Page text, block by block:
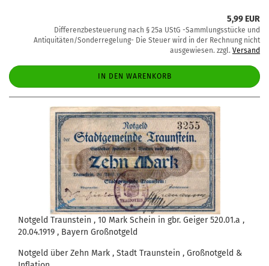
5,99 EUR
Differenzbesteuerung nach § 25a UStG -Sammlungsstücke und
Antiquitäten/Sonderregelung- Die Steuer wird in der Rechnung nicht
ausgewiesen. zzgl. Versand
IN DEN WARENKORB
Notgeld Traunstein , 10 Mark Schein in gbr. Geiger 520.01.a ,
20.04.1919 , Bayern Großnotgeld
Notgeld über Zehn Mark , Stadt Traunstein , Großnotgeld &